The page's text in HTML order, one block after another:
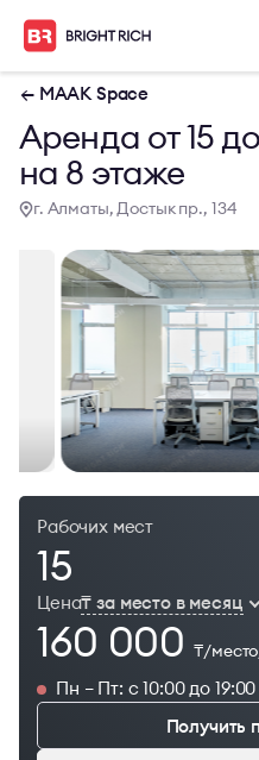
← MAAK Space
Аренда от 15
на 8 этаже
г. Алматы, Достык пр., 134
Рабочих мест
15
Цена₸ за место в месяц
160 000₸/
Пн – Пт: с 10:00 до 19:00
Получить